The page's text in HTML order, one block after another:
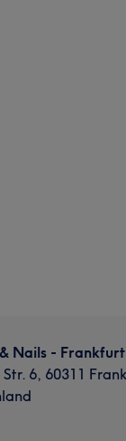
Nails - Frankfurt
Str. 6, 60311